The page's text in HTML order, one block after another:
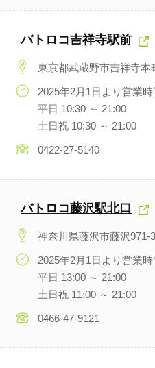
バトロコ吉祥寺駅前
東京都武蔵野市吉祥寺本
2025年2月1日より営業
平日 10:30 ～ 21:00
土日祝 10:30 ～ 21:00
0422-27-5140
バトロコ藤沢駅北口
神奈川県藤沢市藤沢
2025年2月1日より営業
平日 13:00 ～ 21:00
土日祝 11:00 ～ 21:00
0466-47-9121